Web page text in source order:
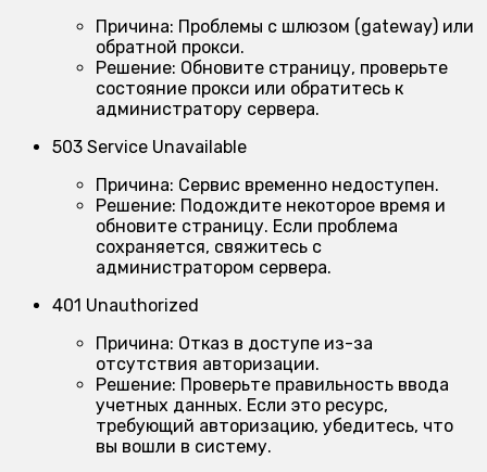
Причина: Проблемы с шлюзом (gateway) или
обратной прокси.
Решение: Обновите страницу, проверьте
состояние прокси или обратитесь к
администратору сервера.
503 Service Unavailable
Причина: Сервис временно недоступен.
Решение: Подождите некоторое время и
обновите страницу. Если проблема
сохраняется, свяжитесь с
администратором сервера.
401 Unauthorized
Причина: Отказ в доступе из-за
отсутствия авторизации.
Решение: Проверьте правильность ввода
учетных данных. Если это ресурс,
требующий авторизацию, убедитесь, что
вы вошли в систему.